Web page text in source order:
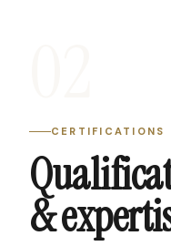
CERTIFICATIONS
&